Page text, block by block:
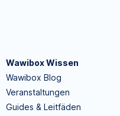
Wawibox Wissen
Wawibox Blog
Veranstaltungen
Guides & Leitfäden